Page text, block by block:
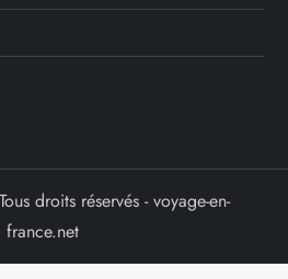
droits réservés - voyage-en-
france.net